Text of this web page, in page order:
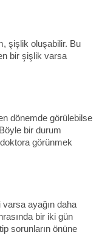
şişlik oluşabilir. Bu
bir şişlik varsa
dönemde görülebilse
bir durum
görünmek
varsa ayağın daha
bir iki gün
sorunların önüne